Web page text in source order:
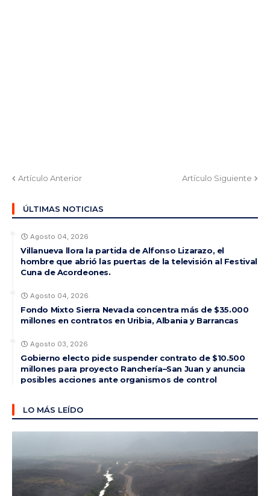
Artículo Anterior Artículo Siguiente
ÚLTIMAS NOTICIAS
Agosto 04, 2026
Villanueva llora la partida de Alfonso Lizarazo, el
hombre que abrió las puertas de la televisión al Festival
Cuna de Acordeones.
Agosto 04, 2026
Fondo Mixto Sierra Nevada concentra más de $35.000
millones en contratos en Uribia, Albania y Barrancas
Agosto 03, 2026
Gobierno electo pide suspender contrato de $10.500
millones para proyecto Ranchería–San Juan y anuncia
posibles acciones ante organismos de control
LO MÁS LEÍDO